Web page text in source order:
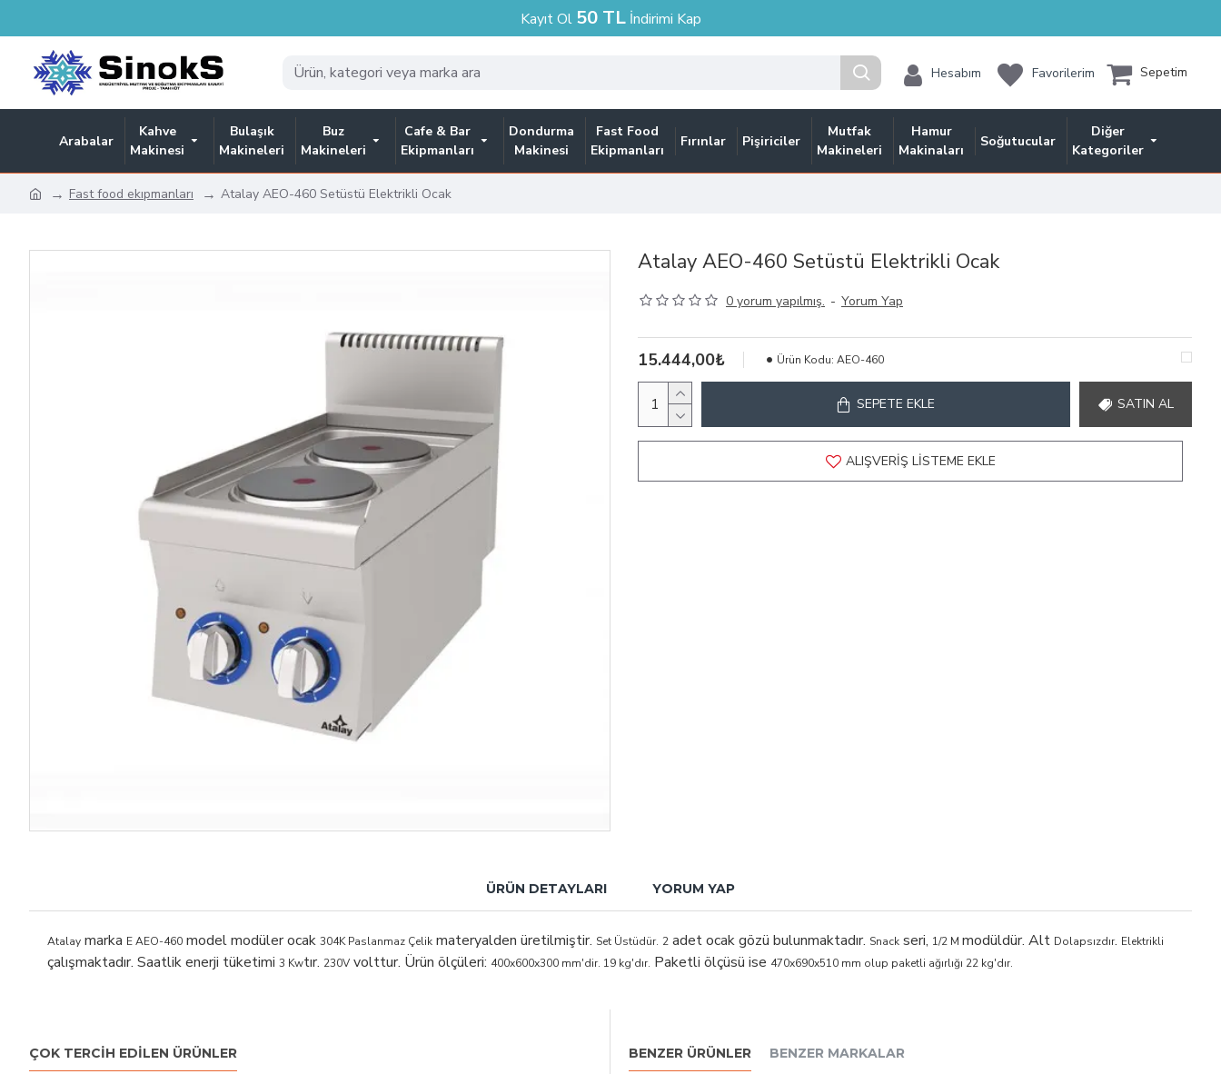
Kayıt Ol 50 TLİndirimi Kap
Hesabım Favorilerim Sepetim
Arabalar
Kahve
Makinesi
Bulaşık
Makineleri
Buz
Makineleri
Cafe & Bar
Ekipmanları
Dondurma
Makinesi
Fast Food
Ekipmanları
Fırınlar Pişiriciler
Mutfak
Makineleri
Hamur
Makinaları
Soğutucular
Diğer
Kategoriler
Fast food ekıpmanları Atalay AEO-460 Setüstü Elektrikli Ocak
Atalay AEO-460 Setüstü Elektrikli Ocak
0 yorum yapılmış. - Yorum Yap
15.444,00₺ Ürün Kodu: AEO-460
SEPETE EKLE SATIN AL
ALIŞVERIŞ LISTEME EKLE
ÜRÜN DETAYLARI YORUM YAP
Atalay marka E AEO-460 model modüler ocak 304K Paslanmaz Çelik materyalden üretilmiştir. Set Üstüdür. 2 adet ocak gözü bulunmaktadır. Snack seri, 1/2 M modüldür. Alt Dolapsızdır. Elektrikli
çalışmaktadır. Saatlik enerji tüketimi 3 Kwtır. 230V volttur. Ürün ölçüleri: 400x600x300 mm'dir. 19 kg'dır. Paketli ölçüsü ise 470x690x510 mm olup paketli ağırlığı 22 kg'dır.
ÇOK TERCIH EDILEN ÜRÜNLER BENZER ÜRÜNLER BENZER MARKALAR